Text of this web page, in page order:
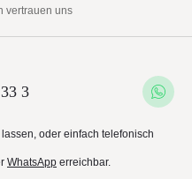
vertrauen uns
3
oder einfach telefonisch
WhatsApp erreichbar.